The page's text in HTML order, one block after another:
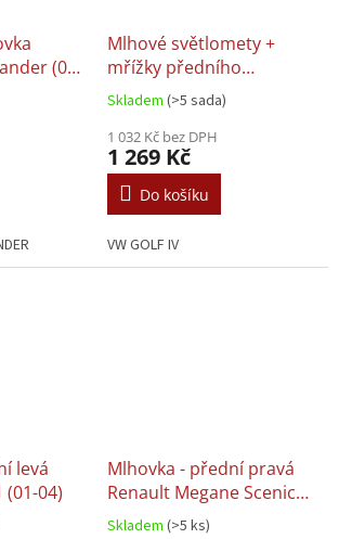
(06-
Mlhové světlomety +
mřížky předního
nárazníku (L+P sada) VW
GOLF IV 4
Skladem (>5 sada)
1 032 Kč bez DPH
1 269 Kč
Do košíku
VW GOLF IV
levá
(01-04)
Mlhovka - přední pravá
Renault Megane Scenic
Laguna Twingo
Skladem (>5 ks)